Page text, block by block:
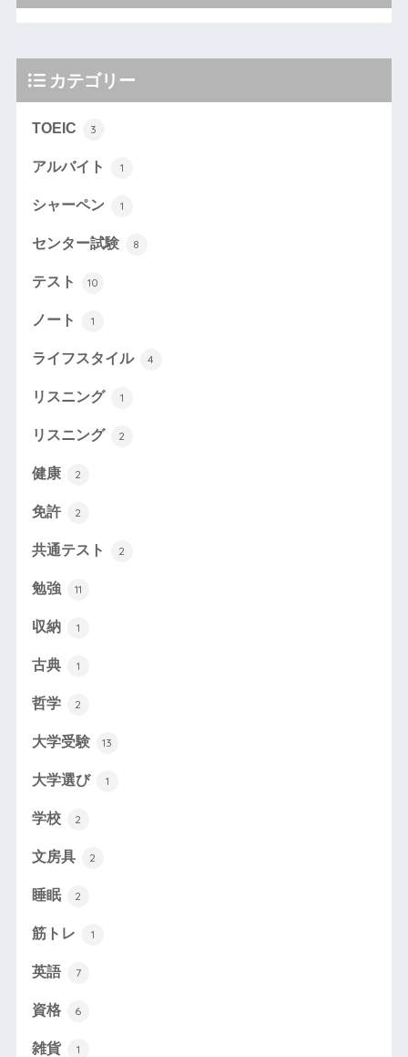
カテゴリー
TOEIC 3
アルバイト 1
シャーペン 1
センター試験 8
テスト 10
ノート 1
ライフスタイル 4
リスニング 1
リスニング 2
健康 2
免許 2
共通テスト 2
勉強 11
収納 1
古典 1
哲学 2
大学受験 13
大学選び 1
学校 2
文房具 2
睡眠 2
筋トレ 1
英語 7
資格 6
雑貨 1